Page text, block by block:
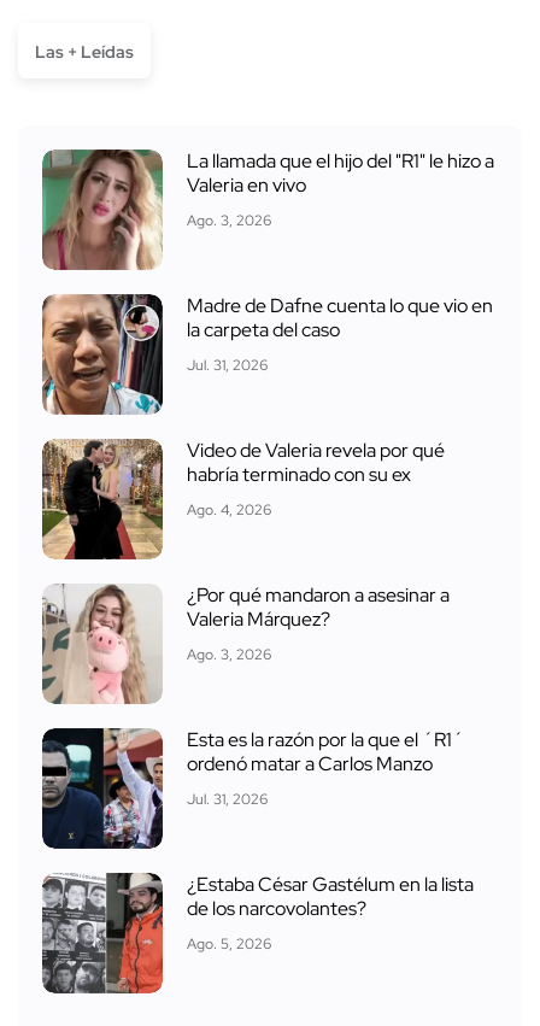
Las + Leídas
La llamada que el hijo del "R1" le hizo a
Valeria en vivo
Ago. 3, 2026
Madre de Dafne cuenta lo que vio en
la carpeta del caso
Jul. 31, 2026
Video de Valeria revela por qué
habría terminado con su ex
Ago. 4, 2026
¿Por qué mandaron a asesinar a
Valeria Márquez?
Ago. 3, 2026
Esta es la razón por la que el ´R1´
ordenó matar a Carlos Manzo
Jul. 31, 2026
¿Estaba César Gastélum en la lista
de los narcovolantes?
Ago. 5, 2026